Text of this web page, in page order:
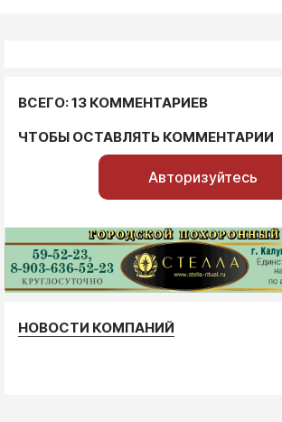
ВСЕГО: 13 КОММЕНТАРИЕВ
ЧТОБЫ ОСТАВЛЯТЬ КОММЕНТАРИИ
Авторизуйтесь
НОВОСТИ КОМПАНИЙ